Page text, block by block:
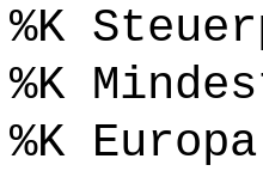
%K
%K
%K Europa